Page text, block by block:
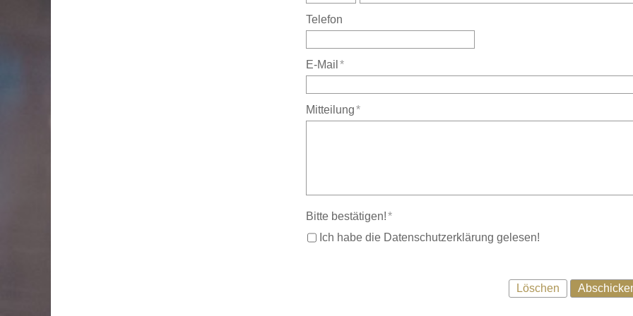
Telefon
E-Mail *
Mitteilung*
Bitte bestätigen!*
Ich habe die Datenschutzerklärung gelesen!
Löschen